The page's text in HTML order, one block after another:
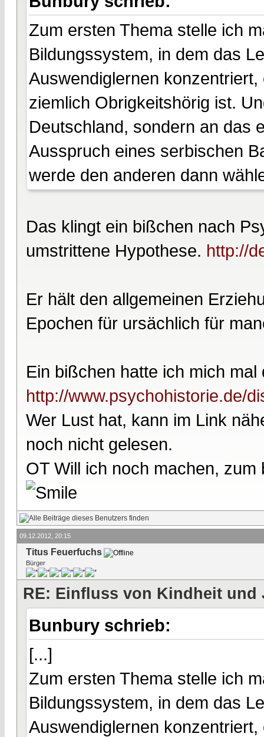
Zum ersten Thema stelle ich
Bildungssystem, in dem das
Auswendiglernen
ziemlich Obrigkeitshörig ist.
Deutschland, sondern an das
Ausspruch eines serbischen
werde den anderen dann
Das klingt ein bißchen nach
umstrittene Hypothese. http://
Er hält den allgemeinen
Epochen für ursächlich für
Ein bißchen hatte ich mich mal
http://www.psychohistorie.de/
Wer Lust hat, kann im Link
noch nicht gelesen.
OT Will ich noch machen,
09.12.2012, 20:15
Titus Feuerfuchs
Bürger
RE: Einfluss von Kindheit
Bunbury schrieb:
[...]
Zum ersten Thema stelle ich
Bildungssystem, in dem das
Auswendiglernen